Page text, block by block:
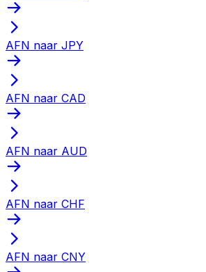
AFN naar JPY
AFN naar CAD
AFN naar AUD
AFN naar CHF
AFN naar CNY